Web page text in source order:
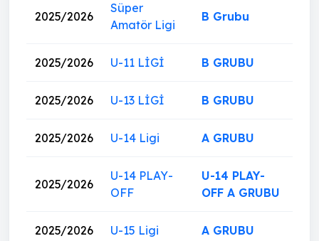
2025/2026
Süper
Amatör Ligi
B Grubu
2025/2026 U-11 LİGİ B GRUBU
2025/2026 U-13 LİGİ B GRUBU
2025/2026 U-14 Ligi A GRUBU
2025/2026
U-14 PLAY-
OFF
U-14 PLAY-
OFF A GRUBU
2025/2026 U-15 Ligi A GRUBU